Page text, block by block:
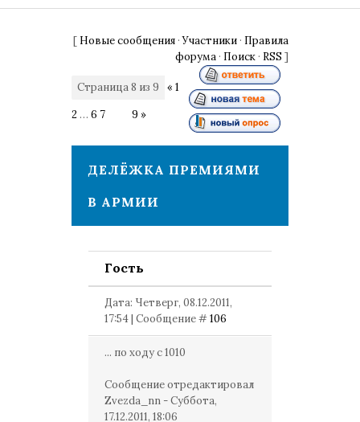
[ Новые сообщения ·Участники · Правила
форума · Поиск · RSS ]
Страница8 из 9 « 1
2 … 6 7 9 »
ДЕЛЁЖКА ПРЕМИЯМИ
В АРМИИ
Гость
Дата: Четверг, 08.12.2011,
17:54 | Сообщение #106
... по ходу с 1010
Сообщение отредактировал
Zvezda_nn -Суббота,
17.12.2011, 18:06